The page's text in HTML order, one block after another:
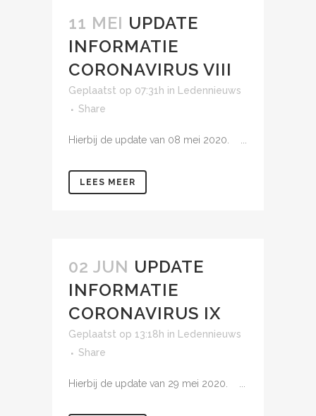
11 MEI UPDATE
INFORMATIE
CORONAVIRUS VIII
Geplaatst op 07:31h in
Ledennieuws
Share
Hierbij de update van 08 mei 2020. ...
LEES MEER
02 JUN UPDATE
INFORMATIE
CORONAVIRUS IX
Geplaatst op 13:18h in
Ledennieuws
Share
Hierbij de update van 29 mei 2020. ...